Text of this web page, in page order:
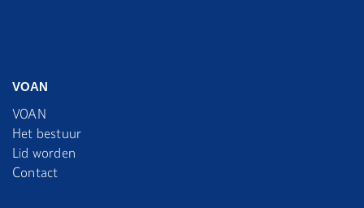
VOAN
VOAN
Het bestuur
Lid worden
Contact